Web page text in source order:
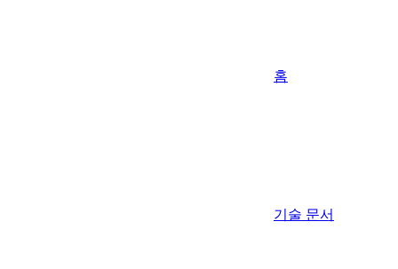
홈
기술 문서